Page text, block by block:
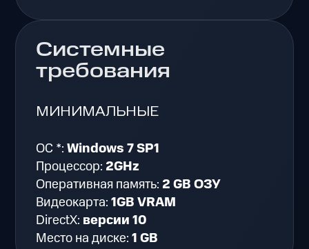
Системные
требования
МИНИМАЛЬНЫЕ
ОС *:Windows 7 SP1
Процессор: 2GHz
Оперативная память: 2 GB ОЗУ
Видеокарта:1GB VRAM
DirectX: версии 10
Место на диске:1 GB